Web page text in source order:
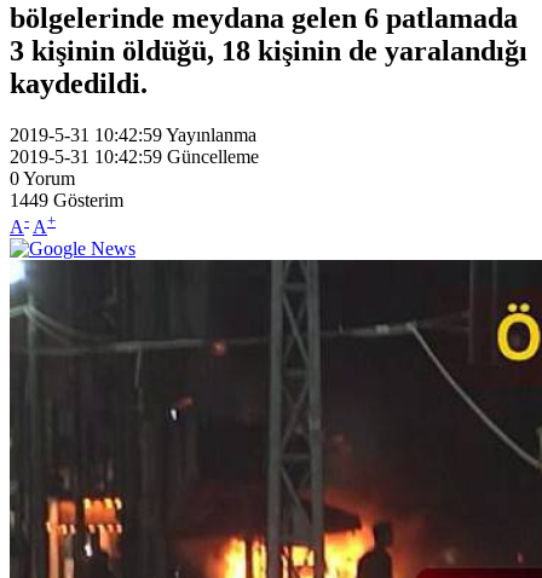
bölgelerinde meydana gelen 6 patlamada
3 kişinin öldüğü, 18 kişinin de yaralandığı
kaydedildi.
2019-5-31 10:42:59Yayınlanma
2019-5-31 10:42:59 Güncelleme
0Yorum
1449 Gösterim
A- A+